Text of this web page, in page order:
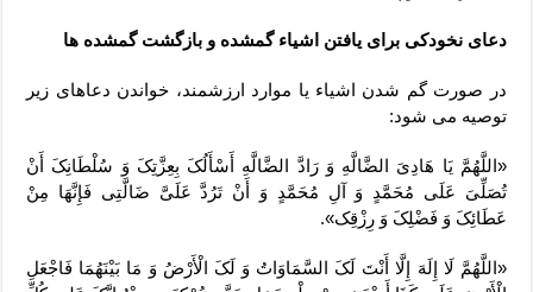
دعای نخودکی برای یافتن اشیاء گمشده و بازگشت گمشده ها
در صورت گم شدن اشیاء یا موارد ارزشمند، خواندن دعاهای زیر
توصیه می شود:
«اللَّهُمَّ یَا هَادِیَ الضَّالَّهِ وَ رَادَّ الضَّالَّهِ أَسْأَلُکَ بِعِزَّتِکَ وَ سُلْطَانِکَ أَنْ
تُصَلِّیَ عَلَى مُحَمَّدٍ وَ آلِ مُحَمَّدٍ وَ أَنْ تَرُدَّ عَلَیَّ ضَالَّتِی فَإِنَّهَا مِنْ
عَطَائِکَ وَ فَضْلِکَ وَ رِزْقِک».
«اللَّهُمَّ لَا إِلَهَ إِلَّا أَنْتَ لَکَ السَّمَاوَاتُ وَ لَکَ الْأَرْضُ وَ مَا بَیْنَهُمَا فَاجْعَلِ